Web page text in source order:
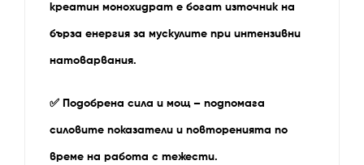
креатин монохидрат е богат източник на
бърза енергия за мускулите при интензивни
натоварвания.
✅ Подобрена сила и мощ – подпомага
силовите показатели и повторенията по
време на работа с тежести.